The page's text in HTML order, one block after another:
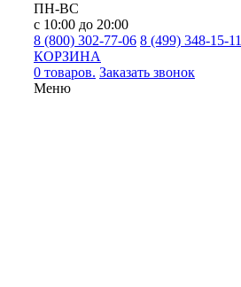
ПН-ВС
с 10:00 до 20:00
8 (800) 302-77-06 8 (499) 348-15-11
КОРЗИНА
0 товаров. Заказать звонок
Меню